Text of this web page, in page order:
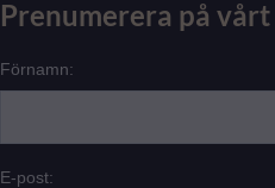
Prenumerera på
Förnamn:
E-post: